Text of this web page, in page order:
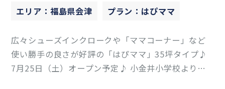
エリア：福島県会津 プラン：はぴママ
広々シューズインクロークや「ママコーナー」など
使い勝手の良さが好評の「はぴママ」35坪タイプ♪
7月25日（土）オープン予定♪ 小金井小学校より徒